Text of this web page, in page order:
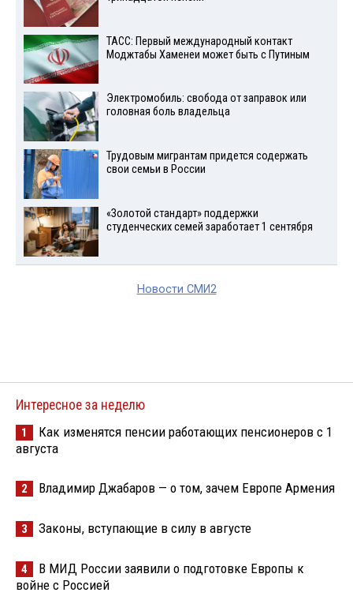
ТАСС: Первый международный контакт
Моджтабы Хаменеи может быть с Путиным
Электромобиль: свобода от заправок или
головная боль владельца
Трудовым мигрантам придется содержать
свои семьи в России
«Золотой стандарт» поддержки
студенческих семей заработает 1 сентября
Новости СМИ2
Интересное за неделю
1
Как изменятся пенсии работающих пенсионеров с 1
августа
2 Владимир Джабаров — о том, зачем Европе Армения
3 Законы, вступающие в силу в августе
4
В МИД России заявили о подготовке Европы к
войне с Россией